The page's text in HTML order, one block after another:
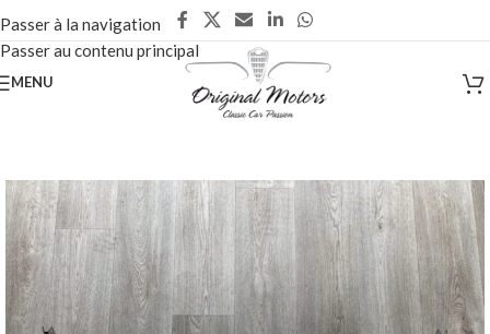
Passer à la navigation
Passer au contenu principal
MENU